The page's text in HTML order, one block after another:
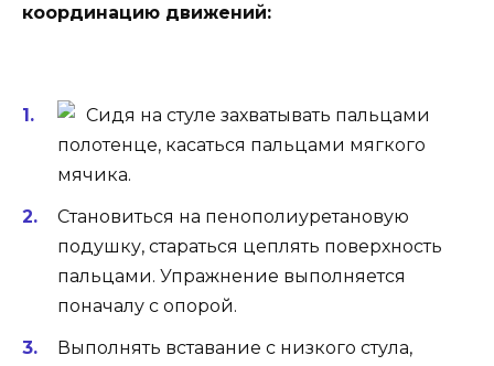
координацию движений:
Сидя на стуле захватывать пальцами
полотенце, касаться пальцами мягкого
мячика.
Становиться на пенополиуретановую
подушку, стараться цеплять поверхность
пальцами. Упражнение выполняется
поначалу с опорой.
Выполнять вставание с низкого стула,